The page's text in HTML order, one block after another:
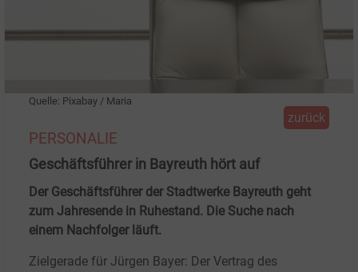
Quelle: Pixabay / Maria
zurück
PERSONALIE
Geschäftsführer in Bayreuth hört auf
Der Geschäftsführer der Stadtwerke Bayreuth geht
zum Jahresende in Ruhestand. Die Suche nach
einem Nachfolger läuft.
Zielgerade für Jürgen Bayer: Der Vertrag des